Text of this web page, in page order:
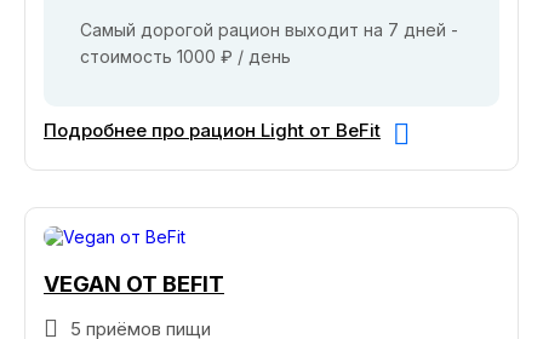
Самый дорогой рацион выходит на 7 дней -
стоимость 1000 ₽ / день
Подробнее про рацион Light от BeFit
VEGAN ОТ BEFIT
5 приёмов пищи